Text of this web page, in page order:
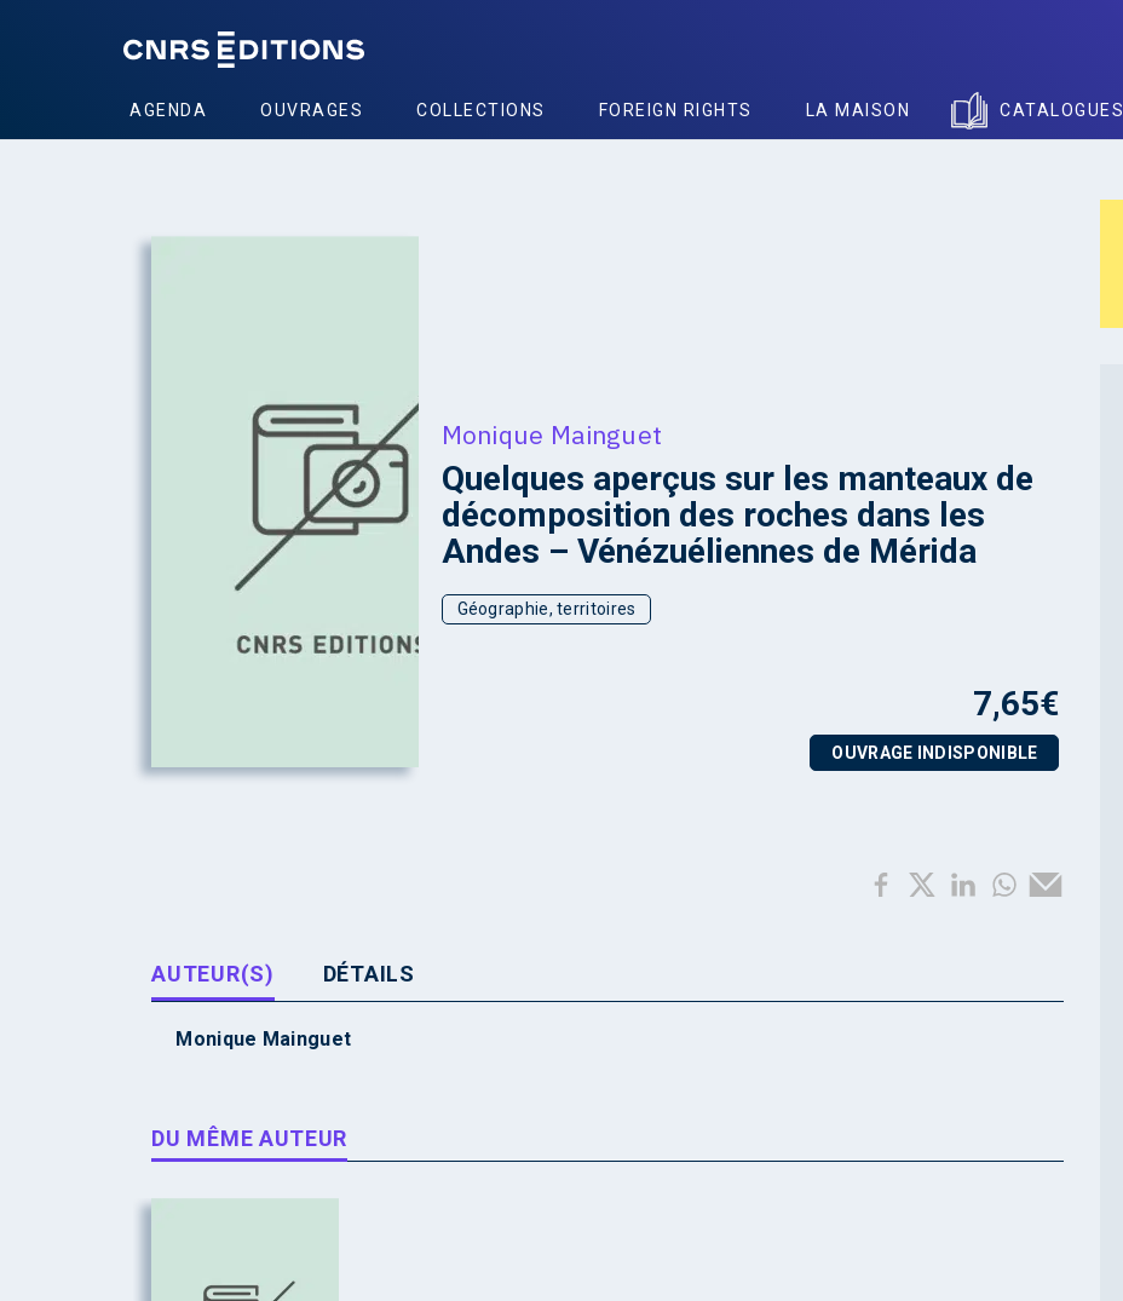
AGENDA OUVRAGES COLLECTIONS FOREIGN RIGHTS LA MAISON CATALOGUES
Monique Mainguet
Quelques aperçus sur les manteaux de
décomposition des roches dans les
Andes – Vénézuéliennes de Mérida
Géographie, territoires
7,65€
OUVRAGE INDISPONIBLE
AUTEUR(S) DÉTAILS
Monique Mainguet
DU MÊME AUTEUR